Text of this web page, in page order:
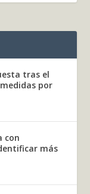
tras el
por
con
más